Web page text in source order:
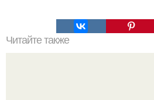
Читайте также